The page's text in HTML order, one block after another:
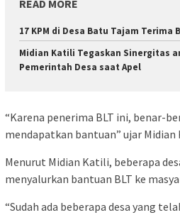
READ MORE
17 KPM di Desa Batu Tajam Terima
Midian Katili Tegaskan Sinergitas
Pemerintah Desa saat Apel
“Karena penerima BLT ini, benar-
mendapatkan bantuan” ujar Midian
Menurut Midian Katili, beberapa
menyalurkan bantuan BLT ke
“Sudah ada beberapa desa yang